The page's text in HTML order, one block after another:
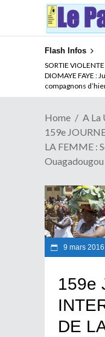
Flash Infos
NOUVELLE
Comment arrêter
Home
A La
159e
LA FEMME :
Ouagadougou
9 mars 2016
159e
DE